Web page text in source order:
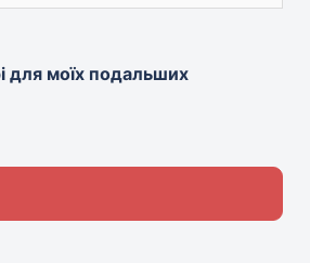
для моїх подальших